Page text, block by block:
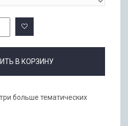
В КОРЗИНУ
больше тематических